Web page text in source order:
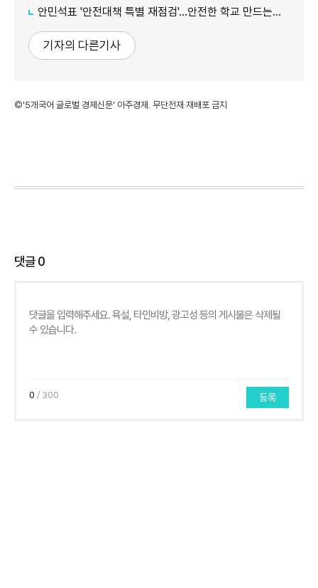
안민석표 '안전대책 특별 재점검'...안전한 학교 만드는데 만전
기자의 다른기사
©'5개국어 글로벌 경제신문' 아주경제. 무단전재·재배포 금지
댓글0
0 / 300 등록